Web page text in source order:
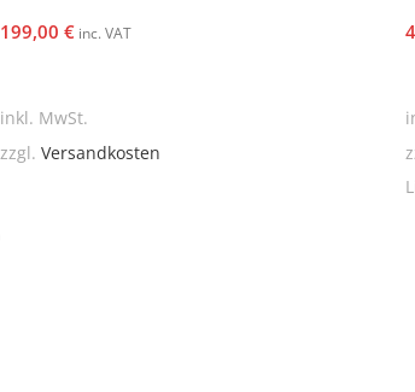
199,00 € inc. VAT
inkl. MwSt.
zzgl. Versandkosten